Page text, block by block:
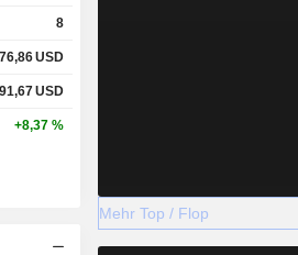
8
USD
USD
+8,37 %
Mehr Top / Flop